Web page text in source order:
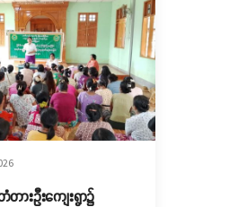
ားဦးကျေးရွာ၌